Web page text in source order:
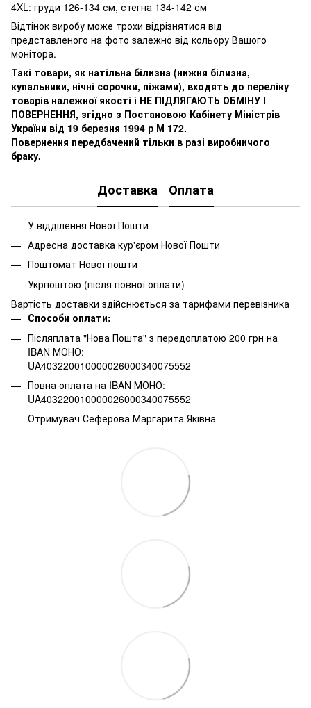
4XL: груди 126-134 см, стегна 134-142 см
Відтінок виробу може трохи відрізнятися від
представленого на фото залежно від кольору Вашого
монітора.
Такі товари, як натільна білизна (нижня білизна,
купальники, нічні сорочки, піжами), входять до переліку
товарів належної якості і НЕ ПІДЛЯГАЮТЬ ОБМІНУ І
ПОВЕРНЕННЯ, згідно з Постановою Кабінету Міністрів
України від 19 березня 1994 р М 172.
Повернення передбачений тільки в разі виробничого
браку.
Доставка Оплата
У відділення Нової Пошти
Адресна доставка кур'єром Нової Пошти
Поштомат Нової пошти
Укрпоштою (після повної оплати)
Вартість доставки здійснюється за тарифами перевізника
Способи оплати:
Післяплата "Нова Пошта" з передоплатою 200 грн на
IBAN МОНО:
UA403220010000026000340075552
Повна оплата на IBAN МОНО:
UA403220010000026000340075552
Отримувач Сеферова Маргарита Яківна